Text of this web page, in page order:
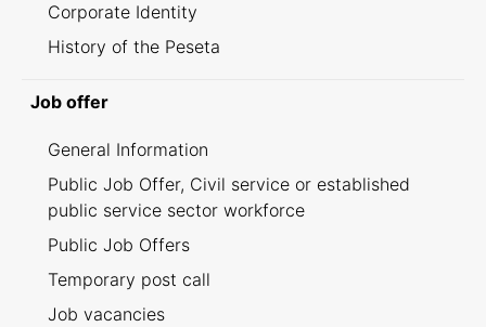
Corporate Identity
History of the Peseta
Job offer
General Information
Public Job Offer, Civil service or established
public service sector workforce
Public Job Offers
Temporary post call
Job vacancies